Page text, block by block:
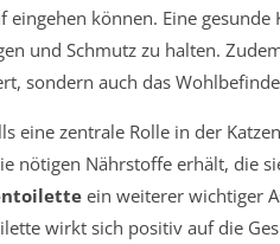
eingehen können. Eine
und Schmutz zu halten.
sondern auch das
eine zentrale Rolle in der
nötigen Nährstoffe erhält, die
ein weiterer wichtiger
wirkt sich positiv auf die